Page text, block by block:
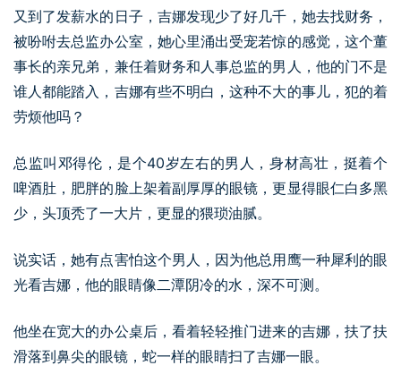
又到了发薪水的日子，吉娜发现少了好几千，她去找财务，
被吩咐去总监办公室，她心里涌出受宠若惊的感觉，这个董
事长的亲兄弟，兼任着财务和人事总监的男人，他的门不是
谁人都能踏入，吉娜有些不明白，这种不大的事儿，犯的着
劳烦他吗？
总监叫邓得伦，是个40岁左右的男人，身材高壮，挺着个
啤酒肚，肥胖的脸上架着副厚厚的眼镜，更显得眼仁白多黑
少，头顶秃了一大片，更显的猥琐油腻。
说实话，她有点害怕这个男人，因为他总用鹰一种犀利的眼
光看吉娜，他的眼睛像二潭阴冷的水，深不可测。
他坐在宽大的办公桌后，看着轻轻推门进来的吉娜，扶了扶
滑落到鼻尖的眼镜，蛇一样的眼睛扫了吉娜一眼。